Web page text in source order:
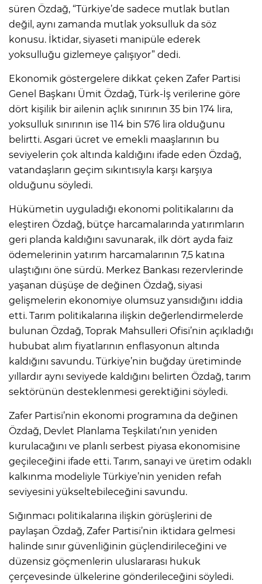
süren Özdağ, “Türkiye’de sadece mutlak butlan
değil, aynı zamanda mutlak yoksulluk da söz
konusu. İktidar, siyaseti manipüle ederek
yoksulluğu gizlemeye çalışıyor” dedi.
Ekonomik göstergelere dikkat çeken Zafer Partisi
Genel Başkanı Ümit Özdağ, Türk-İş verilerine göre
dört kişilik bir ailenin açlık sınırının 35 bin 174 lira,
yoksulluk sınırının ise 114 bin 576 lira olduğunu
belirtti. Asgari ücret ve emekli maaşlarının bu
seviyelerin çok altında kaldığını ifade eden Özdağ,
vatandaşların geçim sıkıntısıyla karşı karşıya
olduğunu söyledi.
Hükümetin uyguladığı ekonomi politikalarını da
eleştiren Özdağ, bütçe harcamalarında yatırımların
geri planda kaldığını savunarak, ilk dört ayda faiz
ödemelerinin yatırım harcamalarının 7,5 katına
ulaştığını öne sürdü. Merkez Bankası rezervlerinde
yaşanan düşüşe de değinen Özdağ, siyasi
gelişmelerin ekonomiye olumsuz yansıdığını iddia
etti. Tarım politikalarına ilişkin değerlendirmelerde
bulunan Özdağ, Toprak Mahsulleri Ofisi’nin açıkladığı
hububat alım fiyatlarının enflasyonun altında
kaldığını savundu. Türkiye’nin buğday üretiminde
yıllardır aynı seviyede kaldığını belirten Özdağ, tarım
sektörünün desteklenmesi gerektiğini söyledi.
Zafer Partisi’nin ekonomi programına da değinen
Özdağ, Devlet Planlama Teşkilatı’nın yeniden
kurulacağını ve planlı serbest piyasa ekonomisine
geçileceğini ifade etti. Tarım, sanayi ve üretim odaklı
kalkınma modeliyle Türkiye’nin yeniden refah
seviyesini yükseltebileceğini savundu.
Sığınmacı politikalarına ilişkin görüşlerini de
paylaşan Özdağ, Zafer Partisi’nin iktidara gelmesi
halinde sınır güvenliğinin güçlendirileceğini ve
düzensiz göçmenlerin uluslararası hukuk
çerçevesinde ülkelerine gönderileceğini söyledi.